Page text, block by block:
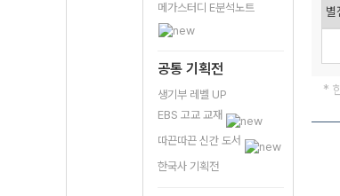
메가스터디 E분석노트
공통 기획전
생기부 레벨 UP
EBS 고교 교재
따끈따끈 신간 도서
한국사 기획전
*